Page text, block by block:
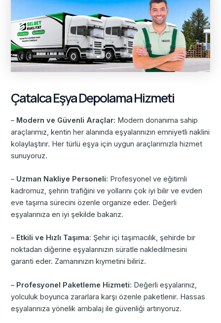
Çatalca Eşya Depolama Hizmeti
– Modern ve Güvenli Araçlar: Modern donanıma sahip
araçlarımız, kentin her alanında eşyalarınızın emniyetli naklini
kolaylaştırır. Her türlü eşya için uygun araçlarımızla hizmet
sunuyoruz.
– Uzman Nakliye Personeli: Profesyonel ve eğitimli
kadromuz, şehrin trafiğini ve yollarını çok iyi bilir ve evden
eve taşıma sürecini özenle organize eder. Değerli
eşyalarınıza en iyi şekilde bakarız.
– Etkili ve Hızlı Taşıma: Şehir içi taşımacılık, şehirde bir
noktadan diğerine eşyalarınızın süratle nakledilmesini
garanti eder. Zamanınızın kıymetini biliriz.
– Profesyonel Paketleme Hizmeti: Değerli eşyalarınız,
yolculuk boyunca zararlara karşı özenle paketlenir. Hassas
eşyalarınıza yönelik ambalaj ile güvenliği artırıyoruz.